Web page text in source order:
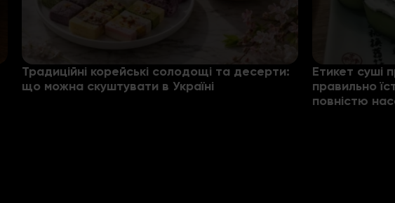
Традиційні корейські солодощі та десерти:
що можна скуштувати в Україні
Етикет суші
правильно
повністю